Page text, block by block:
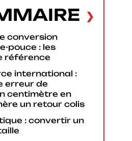
conversion
pouce : les
référence
international :
erreur de
centimètre en
un retour colis
: convertir un